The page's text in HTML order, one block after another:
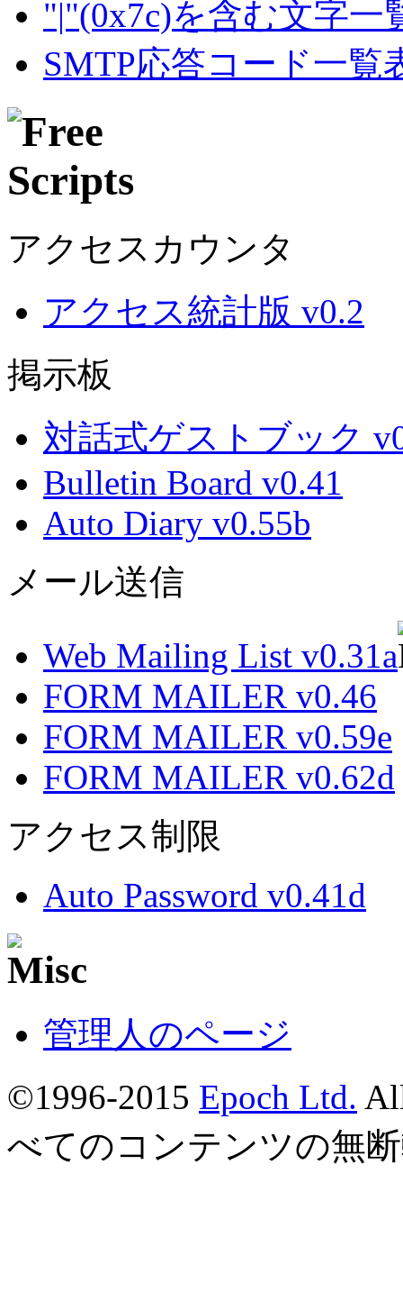
"|"(0x7c)を含む文字一
SMTP応答コード一覧
アクセスカウンタ
アクセス統計版 v0.2
掲示板
対話式ゲストブック
Bulletin Board v0.41
Auto Diary v0.55b
メール送信
Web Mailing List v0.31a
FORM MAILER v0.46
FORM MAILER v0.59e
FORM MAILER v0.62d
アクセス制限
Auto Password v0.41d
管理人のページ
©1996-2015 Epoch Ltd.
べてのコンテンツの無